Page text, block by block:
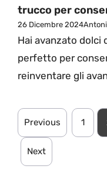
trucco per
26 Dicembre 2024
Hai avanzato dolci
perfetto per
reinventare gli
Previous 1
Next